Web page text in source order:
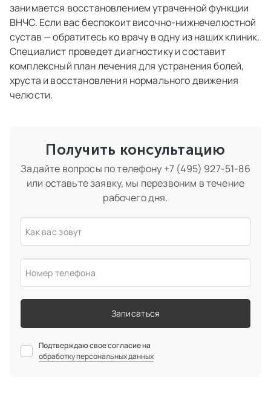
занимается восстановлением утраченной функции
ВНЧС. Если вас беспокоит височно-нижнечелюстной
сустав — обратитесь ко врачу в одну из наших клиник.
Специалист проведет диагностику и составит
комплексный план лечения для устранения болей,
хруста и восстановления нормального движения
челюсти.
Получить консультацию
Задайте вопросы по телефону +7 (495) 927-51-86
или оставьте заявку, мы перезвоним в течение
рабочего дня.
Как вас зовут
Номер телефона
Записаться
Подтверждаю свое согласие на
обработку персональных данных